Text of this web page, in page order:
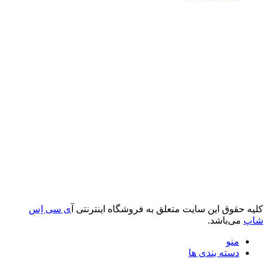
کلیه حقوق این سایت متعلق به فروشگاه اینترنتی آ ی سی اِس
شاپ می‌باشد.
منو
دسته بندی ها